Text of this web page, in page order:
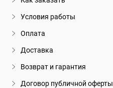
Условия работы
Оплата
Доставка
Возврат и гарантия
Договор публичной оферты